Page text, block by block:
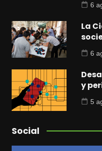
6
La
6
y
5
Social